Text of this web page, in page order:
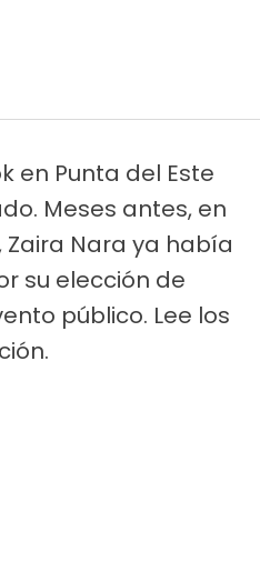
en Punta del Este
Meses antes, en
Zaira Nara ya había
su elección de
público. Lee los